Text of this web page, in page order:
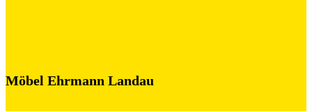
Möbel Ehrmann Landau